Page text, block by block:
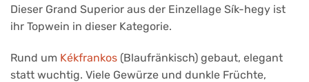
Dieser Grand Superior aus der Einzellage Sík-hegy ist
ihr Topwein in dieser Kategorie.
Rund um Kékfrankos (Blaufränkisch) gebaut, elegant
statt wuchtig. Viele Gewürze und dunkle Früchte,